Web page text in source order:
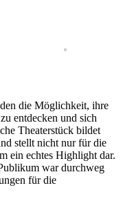
die Möglichkeit, ihre
entdecken und sich
Theaterstück bildet
stellt nicht nur für die
ein echtes Highlight dar.
war durchweg
für die